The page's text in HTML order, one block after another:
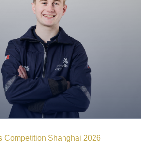
Competition Shanghai 2026